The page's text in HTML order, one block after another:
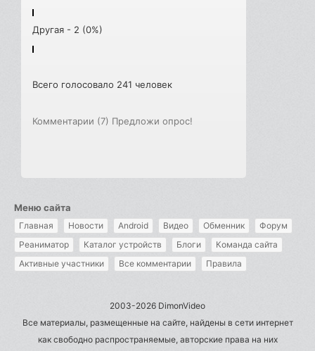
Другая - 2 (0%)
Всего голосовало 241 человек
Комментарии (7) Предложи опрос!
Меню сайта
Главная Новости Android Видео Обменник
Форум
Реаниматор
Каталог устройств Блоги
Команда сайта
Активные участники
Все комментарии Правила
2003-2026 DimonVideo
Все материалы, размещенные на сайте, найдены в сети интернет
как свободно распространяемые, авторские права на них